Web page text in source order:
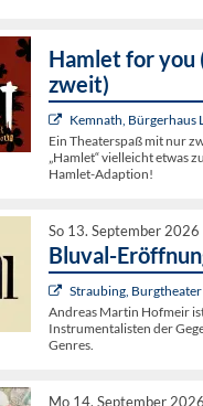
Hamlet for you
zweit)
Kemnath, Bürgerhaus
Ein Theaterspaß mit nur
„Hamlet“ vielleicht etwas
Hamlet-Adaption!
So 13. September
Bluval-
Straubing, Burgtheater
Andreas Martin Hofmeir
Instrumentalisten der
Genres.
Mo 14. September